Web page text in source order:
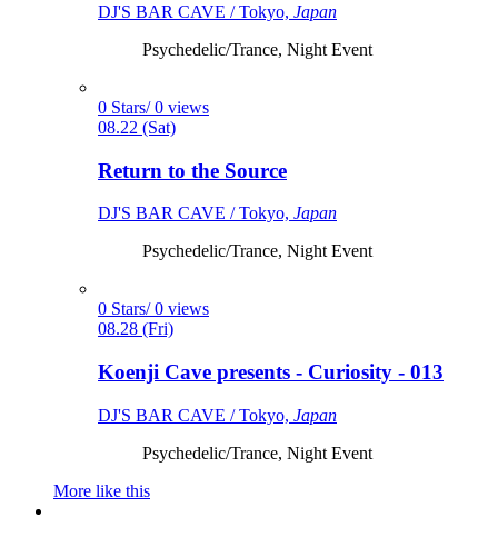
DJ'S BAR CAVE / Tokyo, Japan
Psychedelic/Trance, Night Event
0 Stars/ 0 views
08.22 (Sat)
Return to the Source
DJ'S BAR CAVE / Tokyo, Japan
Psychedelic/Trance, Night Event
0 Stars/ 0 views
08.28 (Fri)
Koenji Cave presents - Curiosity - 013
DJ'S BAR CAVE / Tokyo, Japan
Psychedelic/Trance, Night Event
More like this